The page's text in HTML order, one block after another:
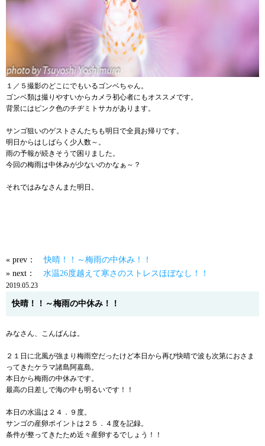
１／５撮影のどこにでもいるゴンベちゃん。
ゴンベ類は撮りやすいからカメラ初心者にもオススメです。
背景にはピンク色のチヂミトサカがあります。
サンゴ狙いのゲストさんたちも明日で全員お帰りです。
明日からはしばらく少人数～。
雨の予報が続きそうで困りました。
今回の梅雨は中休みが少ないのかなぁ～？
それではみなさんまた明日。
« prev：快晴！！～梅雨の中休み！！
» next： 水温26度越えて寒さのストレスほぼなし！！
2019.05.23
快晴！！～梅雨の中休み！！
みなさん、こんばんは。
２１日に北風が強まり梅雨空だったけど本日から再び快晴で波も次第におさま
ってきたケラマ諸島阿嘉島。
本日から梅雨の中休みです。
最高の日差しで海の中も明るいです！！
本日の水温は２４．９度。
サンゴの産卵ポイントは２５．４度を記録。
条件が整ってきたため近々産卵するでしょう！！